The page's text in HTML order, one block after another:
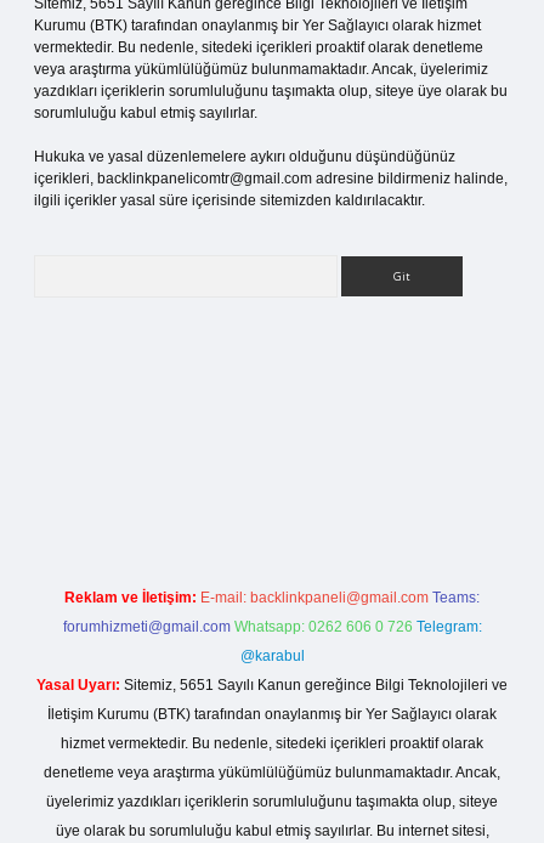
Sitemiz, 5651 Sayılı Kanun gereğince Bilgi Teknolojileri ve İletişim
Kurumu (BTK) tarafından onaylanmış bir Yer Sağlayıcı olarak hizmet
vermektedir. Bu nedenle, sitedeki içerikleri proaktif olarak denetleme
veya araştırma yükümlülüğümüz bulunmamaktadır. Ancak, üyelerimiz
yazdıkları içeriklerin sorumluluğunu taşımakta olup, siteye üye olarak bu
sorumluluğu kabul etmiş sayılırlar.
Hukuka ve yasal düzenlemelere aykırı olduğunu düşündüğünüz
içerikleri, backlinkpanelicomtr@gmail.com adresine bildirmeniz halinde,
ilgili içerikler yasal süre içerisinde sitemizden kaldırılacaktır.
Reklam ve İletişim: E-mail: backlinkpaneli@gmail.com Teams:
forumhizmeti@gmail.com Whatsapp: 0262 606 0 726 Telegram:
@karabul
Yasal Uyarı: Sitemiz, 5651 Sayılı Kanun gereğince Bilgi Teknolojileri ve
İletişim Kurumu (BTK) tarafından onaylanmış bir Yer Sağlayıcı olarak
hizmet vermektedir. Bu nedenle, sitedeki içerikleri proaktif olarak
denetleme veya araştırma yükümlülüğümüz bulunmamaktadır. Ancak,
üyelerimiz yazdıkları içeriklerin sorumluluğunu taşımakta olup, siteye
üye olarak bu sorumluluğu kabul etmiş sayılırlar. Bu internet sitesi,